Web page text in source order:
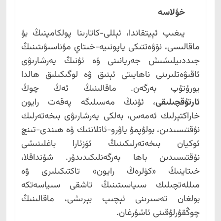
خۇلاسە
يىغىپ ئېيتقاندا، ئېللى-كاتارىنا پولكامپنىڭ بۇ
ماقالىسى، نۆۋەتتىكى ياپونىيە-خىتاي مۇناسىۋىتىنىڭ
جىددىيلىشىش جەريانىنى ۋە ئۇنىڭ يەرشارىۋى
ئاقىۋەتلىرىنى ناھايىتى ئېنىق ۋە لوگىكىلىق ھالدا
يورۇتۇپ بەرگەن. ماقالىنىڭ ئەڭ چوڭ
ئارتۇقچىلىقى، ئۇنىڭ مەسىلىگە پەقەت رايون
خاراكتېرلىك ئەمەس، بەلكى يەرشارىۋى بىخەتەرلىك
نۇقتىسىدىن، بولۇپمۇ ياۋرو-ئاتلانتىك ۋە ھىندى-تىنچ
ئوكيان بىخەتەرلىكىنىڭ ئۆزئارا باغلىنىشى
نۇقتىسىدىن باھا بەرگەنلىكىدىدۇر. شۇنداقلا،
خىتاينىڭ «كۈلرەڭ رايون» تاكتىكىلىرى ۋە
مىللەتچىلىك سىياسىتىنىڭ تاشقى سىياسەتكە
بولغان تەسىرىنى ئېچىپ بېرىشى، ماقالىنىڭ
چوڭقۇرلۇقىنى ئاشۇرغان.